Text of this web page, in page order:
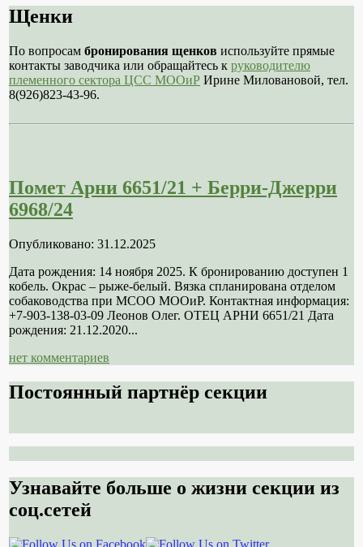
Щенки
По вопросам бронирования щенков используйте прямые
контакты заводчика или обращайтесь к руководителю
племенного сектора ЦСС МООиР Ирине Миловановой, тел.
8(926)823-43-96.
Помет Арни 6651/21 + Берри-Джерри
6968/24
Опубликовано: 31.12.2025
Дата рождения: 14 ноября 2025. К бронированию доступен 1
кобель. Окрас – рыже-белый. Вязка спланирована отделом
собаководства при МСОО МООиР. Контактная информация:
+7-903-138-03-09 Леонов Олег. ОТЕЦ АРНИ 6651/21 Дата
рождения: 21.12.2020...
нет комментариев
Постоянный партнёр секции
Узнавайте больше о жизни секции из
соц.сетей